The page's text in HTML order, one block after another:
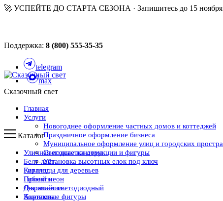
🚀 УСПЕЙТЕ ДО СТАРТА СЕЗОНА · Запишитесь до 15 ноября
Поддержка: 8 (800) 555-35-35
telegram
max
Сказочный свет
Главная
Услуги
Новогоднее оформление частных домов и коттеджей
Праздничное оформление бизнеса
Муниципальное оформление улиц и городских
Световые конструкции и фигуры
Установка высотных елок под ключ
Каталог
Проекты
О компании
Контакты
Каталог
Уличная подсветка дома
Белт-лайт
Гирлянды для деревьев
Гибкий неон
Дюралайт светодиодный
Акриловые фигуры